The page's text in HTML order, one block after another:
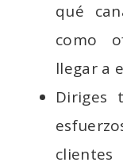
qué
como
llegar a
Diriges